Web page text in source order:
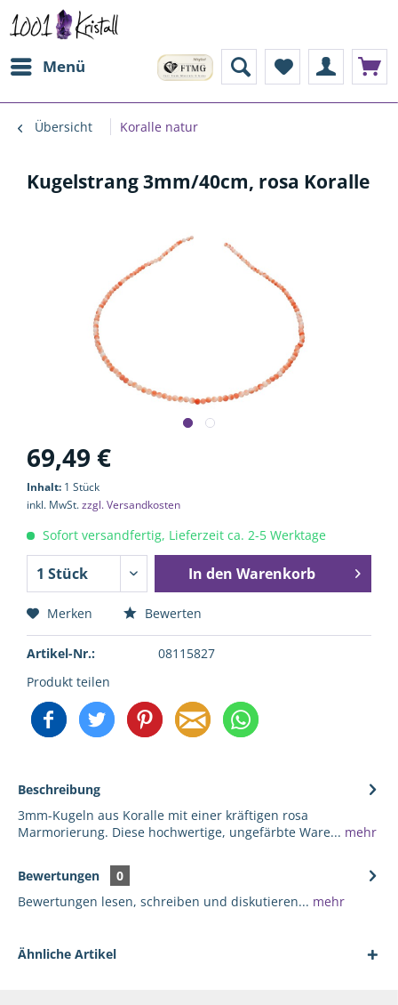
Menü
Übersicht Koralle natur
Kugelstrang 3mm/40cm, rosa Koralle
69,49 €
Inhalt: 1 Stück
inkl. MwSt.zzgl. Versandkosten
Sofort versandfertig, Lieferzeit ca. 2-5 Werktage
In den Warenkorb
Merken Bewerten
Artikel-Nr.:
08115827
Produkt teilen
Beschreibung
3mm-Kugeln aus Koralle mit einer kräftigen rosa
Marmorierung. Diese hochwertige, ungefärbte Ware... mehr
Bewertungen
0
Bewertungen lesen, schreiben und diskutieren... mehr
Ähnliche Artikel